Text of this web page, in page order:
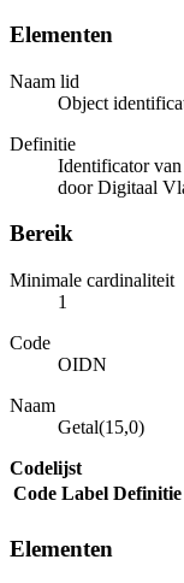
Elementen
Naam lid
Object
Definitie
Identificator
door Digitaal
Bereik
Minimale cardinaliteit
1
Code
OIDN
Naam
Getal(15,0)
Codelijst
Code Label Definitie
Elementen